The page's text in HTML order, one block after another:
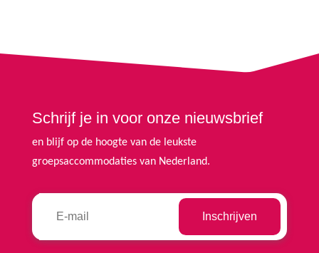
Schrijf je in voor onze nieuwsbrief
en blijf op de hoogte van de leukste
groepsaccommodaties van Nederland.